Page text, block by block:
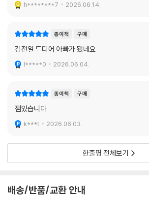
h********7 2026.06.14.
종이책 구매
김전일 드디어 아빠가 됐네요
l*****0 2026.06.04.
종이책 구매
잼있습니다
k***t 2026.06.03.
한줄평 전체보기
배송/반품/교환 안내